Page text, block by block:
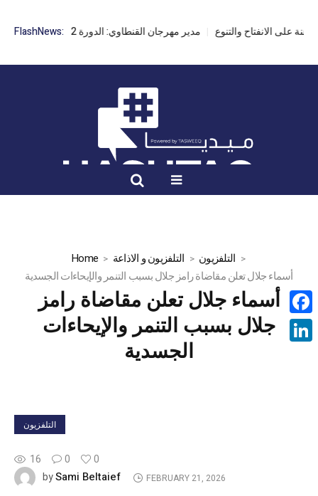
FlashNews:مدير مهرجان القنطاوي: الدورة 42 مهددة بسبب تأخر التراخيص
Home التلفزيون و الاذاعة
التلفزيون
أسماء جلال تعلن مقاضاة رامز جلال بسبب التنمر والإيحاءات الجسدية
أسماء جلال تعلن مقاضاة رامز
جلال بسبب التنمر والإيحاءات
الجسدية
التلفزيون
16 0
0
bySami Beltaief FEBRUARY 21, 2026